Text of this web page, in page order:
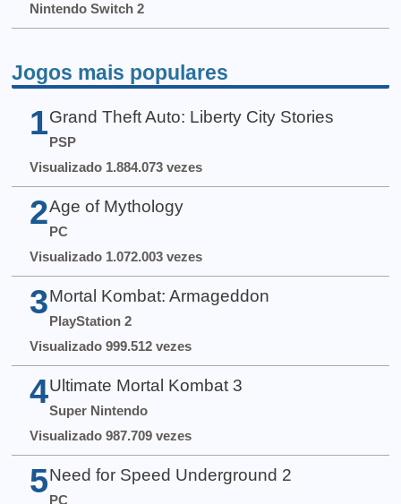
Nintendo Switch 2
Jogos mais populares
1 Grand Theft Auto: Liberty City Stories
PSP
Visualizado 1.884.073 vezes
2 Age of Mythology
PC
Visualizado 1.072.003 vezes
3 Mortal Kombat: Armageddon
PlayStation 2
Visualizado 999.512 vezes
4 Ultimate Mortal Kombat 3
Super Nintendo
Visualizado 987.709 vezes
5 Need for Speed Underground 2
PC